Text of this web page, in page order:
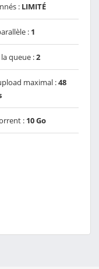
: LIMITÉ
: 1
la queue :2
maximal :48
: 10 Go